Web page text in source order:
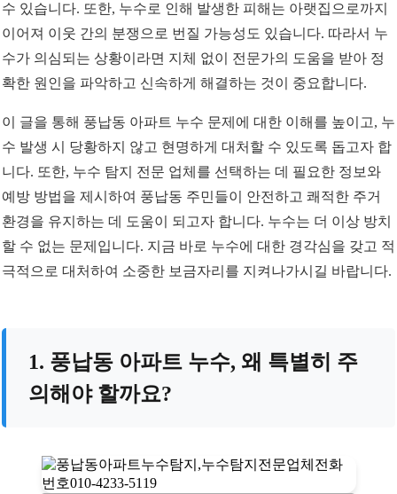
수 있습니다. 또한, 누수로 인해 발생한 피해는 아랫집으로까지
이어져 이웃 간의 분쟁으로 번질 가능성도 있습니다. 따라서 누
수가 의심되는 상황이라면 지체 없이 전문가의 도움을 받아 정
확한 원인을 파악하고 신속하게 해결하는 것이 중요합니다.
이 글을 통해 풍납동 아파트 누수 문제에 대한 이해를 높이고, 누
수 발생 시 당황하지 않고 현명하게 대처할 수 있도록 돕고자 합
니다. 또한, 누수 탐지 전문 업체를 선택하는 데 필요한 정보와
예방 방법을 제시하여 풍납동 주민들이 안전하고 쾌적한 주거
환경을 유지하는 데 도움이 되고자 합니다. 누수는 더 이상 방치
할 수 없는 문제입니다. 지금 바로 누수에 대한 경각심을 갖고 적
극적으로 대처하여 소중한 보금자리를 지켜나가시길 바랍니다.
1. 풍납동 아파트 누수, 왜 특별히 주
의해야 할까요?